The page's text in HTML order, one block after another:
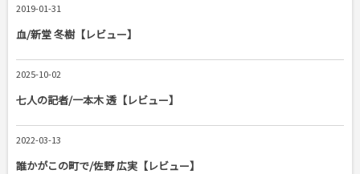
2019-01-31
血/新堂 冬樹【レビュー】
2025-10-02
七人の記者/一本木 透【レビュー】
2022-03-13
誰かがこの町で/佐野 広実【レビュー】